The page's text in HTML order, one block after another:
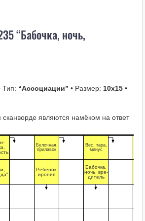
“Бабочка, ночь,
Тип: “Ассоциации” • Размер: 10х15•
являются намёком на ответ
Булочная,
прилавок
Вес, тара,
минус
Ребёнок,
ирония
Бабочка,
ночь, вре-
дитель